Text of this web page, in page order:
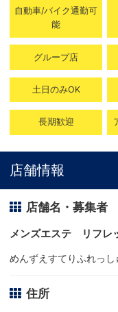
自動車/バイク通勤可
能
グループ店
土日のみOK
長期歓迎
店舗情報
店舗名・募集者
メンズエステ リフレ
めんずえすてりふれっし
住所